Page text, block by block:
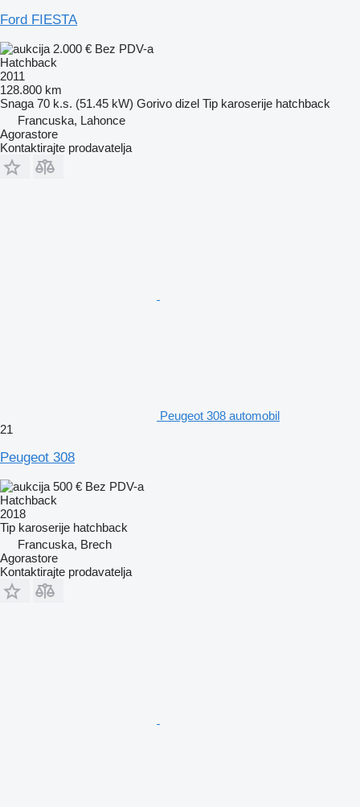
Ford FIESTA
2.000 € Bez PDV-a
Hatchback
2011
128.800 km
Snaga 70 k.s. (51.45 kW) Gorivo dizel Tip karoserije hatchback
Francuska, Lahonce
Agorastore
Kontaktirajte prodavatelja
Peugeot 308 automobil
21
Peugeot 308
500 € Bez PDV-a
Hatchback
2018
Tip karoserije hatchback
Francuska, Brech
Agorastore
Kontaktirajte prodavatelja